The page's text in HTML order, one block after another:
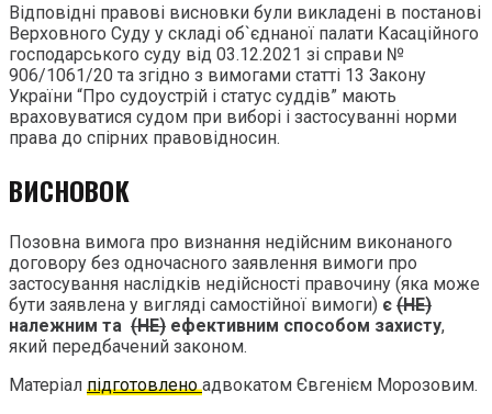
Відповідні правові висновки були викладені в постанові
Верховного Суду у складі об`єднаної палати Касаційного
господарського суду від 03.12.2021 зі справи №
906/1061/20 та згідно з вимогами статті 13 Закону
України “Про судоустрій і статус суддів” мають
враховуватися судом при виборі і застосуванні норми
права до спірних правовідносин.
ВИСНОВОК
Позовна вимога про визнання недійсним виконаного
договору без одночасного заявлення вимоги про
застосування наслідків недійсності правочину (яка може
бути заявлена у вигляді самостійної вимоги) є (НЕ)
належним та (НЕ) ефективним способом захисту,
який передбачений законом.
Матеріал підготовленоадвокатом Євгенієм Морозовим.